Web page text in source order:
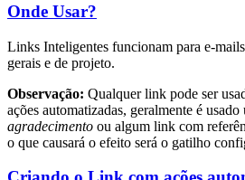
Onde Usar?
Links Inteligentes funcionam para e-
gerais e de projeto.
Observação: Qualquer link pode ser
ações automatizadas, geralmente é
agradecimento ou algum link com
o que causará o efeito será o gatilho